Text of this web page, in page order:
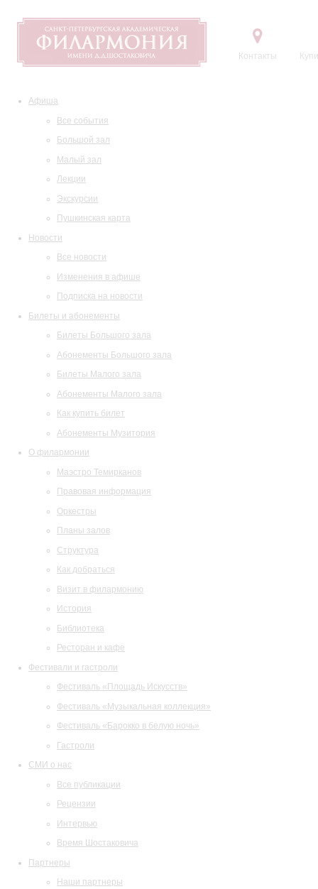
Контакты
Афиша
Все события
Большой зал
Малый зал
Лекции
Экскурсии
Пушкинская карта
Новости
Все новости
Изменения в афише
Подписка на новости
Билеты и абонементы
Билеты Большого зала
Абонементы Большого зала
Билеты Малого зала
Абонементы Малого зала
Как купить билет
Абонементы Музитория
О филармонии
Маэстро Темирканов
Правовая информация
Оркестры
Планы залов
Структура
Как добраться
Визит в филармонию
История
Библиотека
Ресторан и кафе
Фестивали и гастроли
Фестиваль «Площадь Искусств»
Фестиваль «Музыкальная коллекция»
Фестиваль «Барокко в белую ночь»
Гастроли
СМИ о нас
Все публикации
Рецензии
Интервью
Время Шостаковича
Партнеры
Наши партнеры